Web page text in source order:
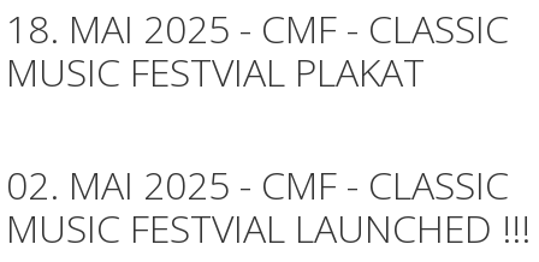
18. MAI 2025 - CMF - CLASSIC
MUSIC FESTVIAL PLAKAT
02. MAI 2025 - CMF - CLASSIC
MUSIC FESTVIAL LAUNCHED !!!